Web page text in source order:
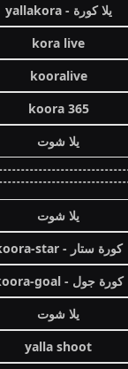
يلا كورة - yallakora
kora live
kooralive
koora 365
يلا شوت
يلا شوت
كورة ستار - koora-star
كورة جول - koora-goal
يلا شوت
yalla shoot